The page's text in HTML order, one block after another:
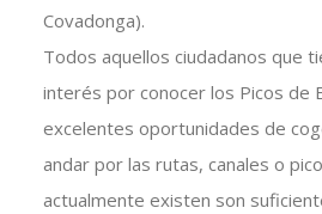
Covadonga).
Todos aquellos ciudadanos que
interés por conocer los Picos de
excelentes oportunidades de
andar por las rutas, canales o
actualmente existen son